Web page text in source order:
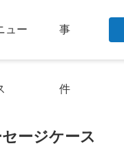
ュー 事
件
ージケース